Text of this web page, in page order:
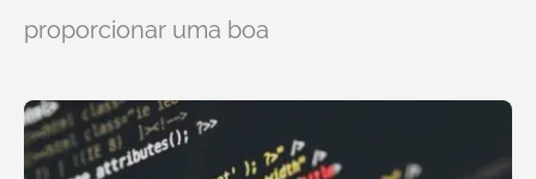
proporcionar uma boa